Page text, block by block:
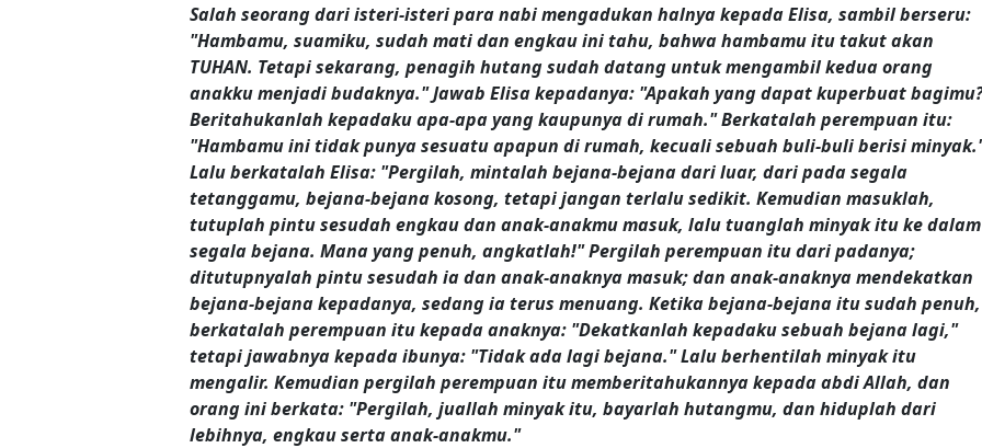
Salah seorang dari isteri-isteri para nabi mengadukan halnya kepada Elisa, sambil berseru:
"Hambamu, suamiku, sudah mati dan engkau ini tahu, bahwa hambamu itu takut akan
TUHAN. Tetapi sekarang, penagih hutang sudah datang untuk mengambil kedua orang
anakku menjadi budaknya." Jawab Elisa kepadanya: "Apakah yang dapat kuperbuat
Beritahukanlah kepadaku apa-apa yang kaupunya di rumah." Berkatalah perempuan itu:
"Hambamu ini tidak punya sesuatu apapun di rumah, kecuali sebuah buli-buli berisi
Lalu berkatalah Elisa: "Pergilah, mintalah bejana-bejana dari luar, dari pada segala
tetanggamu, bejana-bejana kosong, tetapi jangan terlalu sedikit. Kemudian masuklah,
tutuplah pintu sesudah engkau dan anak-anakmu masuk, lalu tuanglah minyak itu ke dalam
segala bejana. Mana yang penuh, angkatlah!" Pergilah perempuan itu dari padanya;
ditutupnyalah pintu sesudah ia dan anak-anaknya masuk; dan anak-anaknya mendekatkan
bejana-bejana kepadanya, sedang ia terus menuang. Ketika bejana-bejana itu sudah penuh,
berkatalah perempuan itu kepada anaknya: "Dekatkanlah kepadaku sebuah bejana lagi,"
tetapi jawabnya kepada ibunya: "Tidak ada lagi bejana." Lalu berhentilah minyak itu
mengalir. Kemudian pergilah perempuan itu memberitahukannya kepada abdi Allah, dan
orang ini berkata: "Pergilah, juallah minyak itu, bayarlah hutangmu, dan hiduplah dari
lebihnya, engkau serta anak-anakmu."